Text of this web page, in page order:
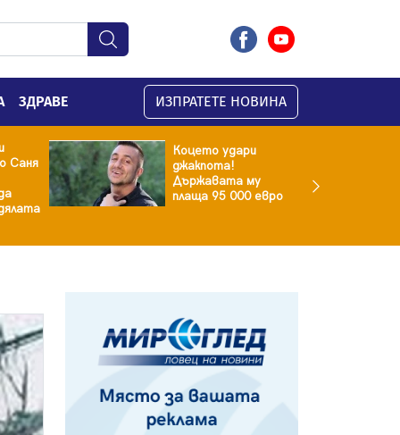
ЗДРАВЕ ИЗПРАТЕТЕ НОВИНА
Саня
Коцето удари
джакпота!
Държавата му
плаща 95 000 евро